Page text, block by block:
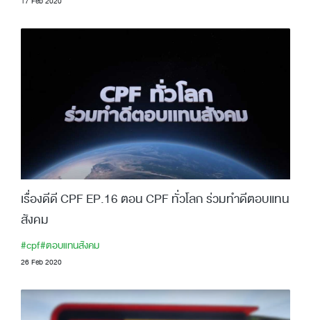
เรื่องดีดี CPF EP.16 ตอน CPF ทั่วโลก ร่วมทำดีตอบแทน
สังคม
#cpf#ตอบแทนสังคม
26 Feb 2020